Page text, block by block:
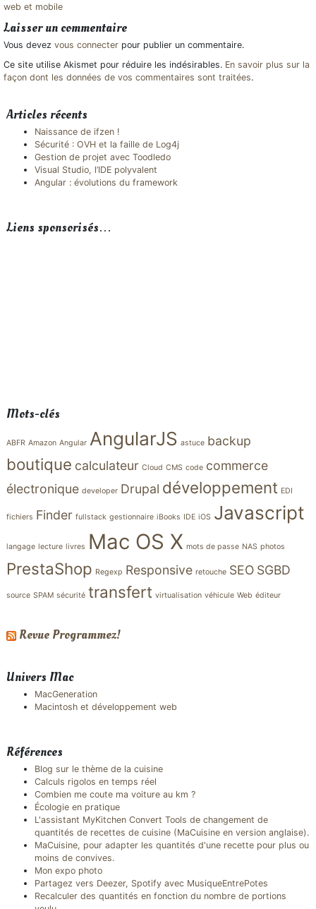
web et mobile
Laisser un commentaire
Vous devez vous connecter pour publier un commentaire.
Ce site utilise Akismet pour réduire les indésirables. En savoir plus sur la
façon dont les données de vos commentaires sont traitées.
Articles récents
Naissance de ifzen !
Sécurité : OVH et la faille de Log4j
Gestion de projet avec Toodledo
Visual Studio, l’IDE polyvalent
Angular : évolutions du framework
Liens sponsorisés…
Mots-clés
ABFR Amazon Angular AngularJS astuce backup
boutique calculateur Cloud CMS code commerce
électronique developer Drupal développement EDI
fichiers Finder fullstack gestionnaire iBooks IDE iOS Javascript
langage lecture livres Mac OS X mots de passe NAS photos
PrestaShop Regexp Responsive retouche SEO SGBD
source SPAM sécurité transfert virtualisation véhicule Web éditeur
Revue Programmez!
Univers Mac
MacGeneration
Macintosh et développement web
Références
Blog sur le thème de la cuisine
Calculs rigolos en temps réel
Combien me coute ma voiture au km ?
Écologie en pratique
L'assistant MyKitchen Convert Tools de changement de
quantités de recettes de cuisine (MaCuisine en version anglaise).
MaCuisine, pour adapter les quantités d'une recette pour plus ou
moins de convives.
Mon expo photo
Partagez vers Deezer, Spotify avec MusiqueEntrePotes
Recalculer des quantités en fonction du nombre de portions